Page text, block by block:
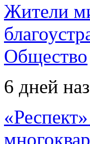
Жители
Общество
6 дней